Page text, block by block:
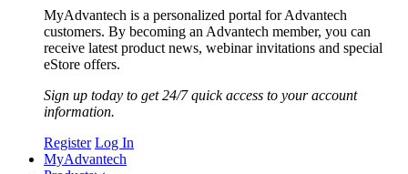
MyAdvantech is a personalized portal for Advantech
customers. By becoming an Advantech member, you can
receive latest product news, webinar invitations and special
eStore offers.
Sign up today to get 24/7 quick access to your account
information.
Register Log In
MyAdvantech